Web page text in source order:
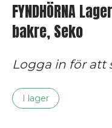
FYNDHÖRNA
bakre, Seko
Logga in för att
I lager